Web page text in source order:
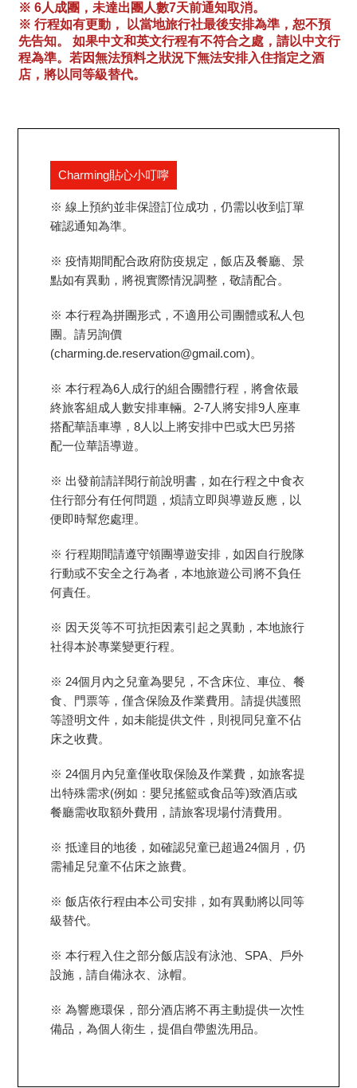
※ 6人成團，未達出團人數7天前通知取消。
※ 行程如有更動， 以當地旅行社最後安排為準，恕不預
先告知。 如果中文和英文行程有不符合之處，請以中文行
程為準。若因無法預料之狀況下無法安排入住指定之酒
店，將以同等級替代。
Charming貼心小叮嚀
※ 線上預約並非保證訂位成功，仍需以收到訂單
確認通知為準。
※ 疫情期間配合政府防疫規定，飯店及餐廳、景
點如有異動，將視實際情況調整，敬請配合。
※ 本行程為拼團形式，不適用公司團體或私人包
團。請另詢價
(charming.de.reservation@gmail.com)。
※ 本行程為6人成行的組合團體行程，將會依最
終旅客組成人數安排車輛。2-7人將安排9人座車
搭配華語車導，8人以上將安排中巴或大巴另搭
配一位華語導遊。
※ 出發前請詳閱行前說明書，如在行程之中食衣
住行部分有任何問題，煩請立即與導遊反應，以
便即時幫您處理。
※ 行程期間請遵守領團導遊安排，如因自行脫隊
行動或不安全之行為者，本地旅遊公司將不負任
何責任。
※ 因天災等不可抗拒因素引起之異動，本地旅行
社得本於專業變更行程。
※ 24個月內之兒童為嬰兒，不含床位、車位、餐
食、門票等，僅含保險及作業費用。請提供護照
等證明文件，如未能提供文件，則視同兒童不佔
床之收費。
※ 24個月內兒童僅收取保險及作業費，如旅客提
出特殊需求(例如：嬰兒搖籃或食品等)致酒店或
餐廳需收取額外費用，請旅客現場付清費用。
※ 抵達目的地後，如確認兒童已超過24個月，仍
需補足兒童不佔床之旅費。
※ 飯店依行程由本公司安排，如有異動將以同等
級替代。
※ 本行程入住之部分飯店設有泳池、SPA、戶外
設施，請自備泳衣、泳帽。
※ 為響應環保，部分酒店將不再主動提供一次性
備品，為個人衛生，提倡自帶盥洗用品。